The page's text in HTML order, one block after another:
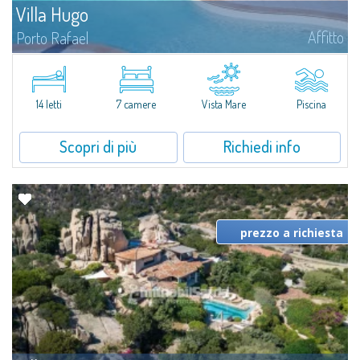
Villa Hugo
Porto Rafael Affitto
Nell'esclusiva e pittoresca località di Porto Rafael, sorge Villa Hugo, una
delle più ampie ville di Porto Rafael, affascinante proprietà caratterizzata da
un'invidiabile posizione panoramica...
14 letti
7 camere Vista Mare Piscina
Scopri di più Richiedi info
prezzo a richiesta